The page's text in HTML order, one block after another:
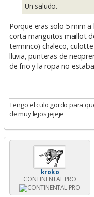
Un saludo.
Porque eras solo 5 mim
corta manguitos maillot
terminco) chaleco,
lluvia, punteras de
de frio y la ropa no
Tengo el culo gordo para
de muy lejos jejeje
kroko
CONTINENTAL PRO